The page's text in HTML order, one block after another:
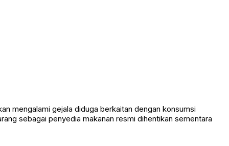
mengalami gejala diduga berkaitan dengan konsumsi
sebagai penyedia makanan resmi dihentikan sementara